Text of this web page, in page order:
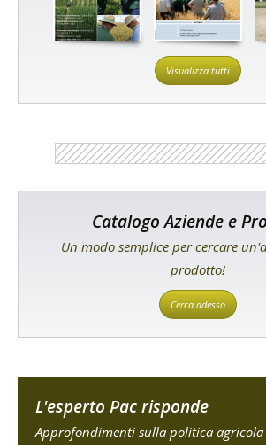
Visualizza tutti
Catalogo Aziende e
Un modo semplice per cercare
prodotto!
Cerca adesso
L'esperto Pac risponde
Approfondimenti sulla politica agricola